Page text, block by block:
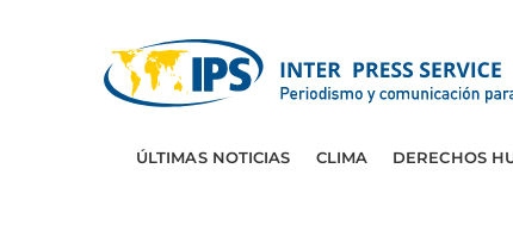
ÚLTIMAS NOTICIAS CLIMA DERECHOS